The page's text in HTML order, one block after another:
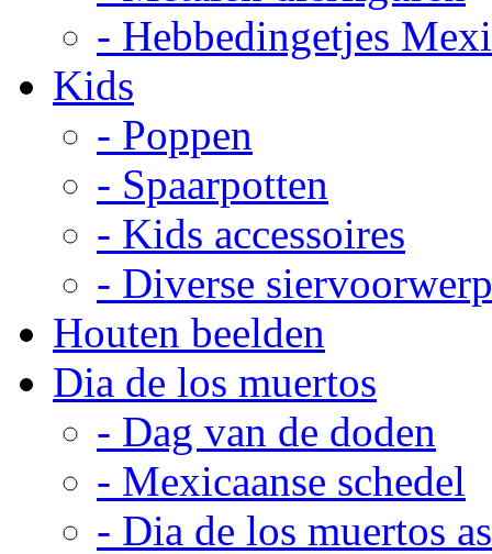
- Hebbedingetjes
Kids
- Poppen
- Spaarpotten
- Kids accessoires
- Diverse
Houten beelden
Dia de los muertos
- Dag van de doden
- Mexicaanse schedel
- Dia de los muertos